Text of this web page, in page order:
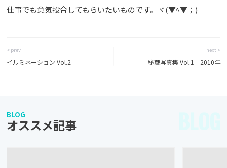
仕事でも意気投合してもらいたいものです。ヾ(▼ﾍ▼；)
< prev
イルミネーション Vol.2
next >
秘蔵写真集 Vol.1 2010年
BLOG
オススメ記事